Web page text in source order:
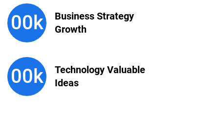
00k
Business Strategy
Growth
00k
Technology Valuable
Ideas